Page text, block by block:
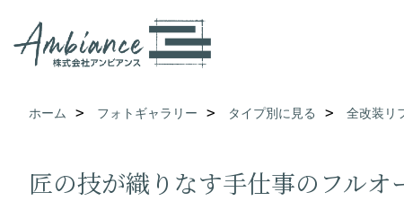
ホーム フォトギャラリー タイプ別に見る 全改装リ
匠の技が織りなす手仕事のフルオ